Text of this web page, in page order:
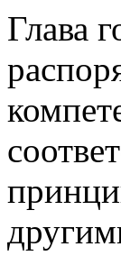
Глава